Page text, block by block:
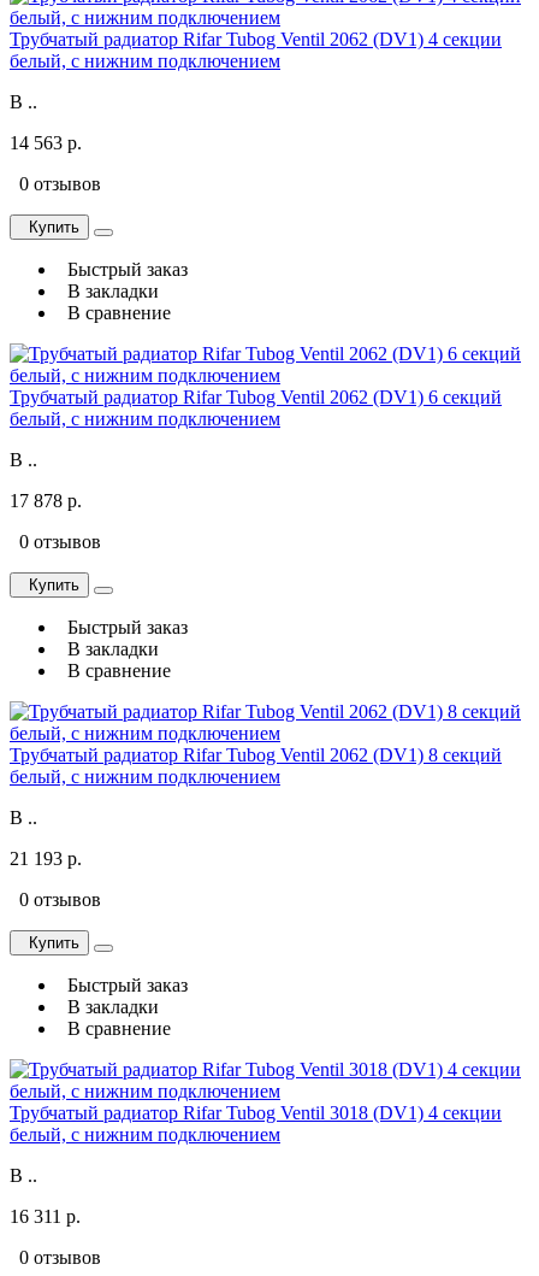
Трубчатый радиатор Rifar Tubog Ventil 2062 (DV1) 4 секции
белый, с нижним подключением
В ..
14 563 р.
0 отзывов
Купить
Быстрый заказ
В закладки
В сравнение
Трубчатый радиатор Rifar Tubog Ventil 2062 (DV1) 6 секций
белый, с нижним подключением
В ..
17 878 р.
0 отзывов
Купить
Быстрый заказ
В закладки
В сравнение
Трубчатый радиатор Rifar Tubog Ventil 2062 (DV1) 8 секций
белый, с нижним подключением
В ..
21 193 р.
0 отзывов
Купить
Быстрый заказ
В закладки
В сравнение
Трубчатый радиатор Rifar Tubog Ventil 3018 (DV1) 4 секции
белый, с нижним подключением
В ..
16 311 р.
0 отзывов